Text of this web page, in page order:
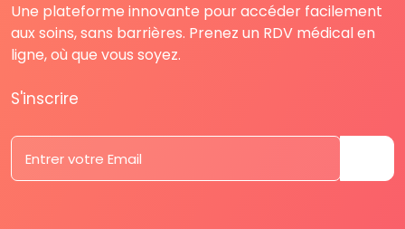
Une plateforme innovante pour accéder facilement
aux soins, sans barrières. Prenez un RDV médical en
ligne, où que vous soyez.
S'inscrire